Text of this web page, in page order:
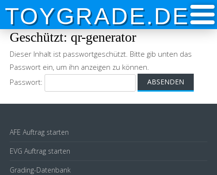
TOYGRADE.DE
Geschützt: qr-generator
Dieser Inhalt ist passwortgeschützt. Bitte gib unten das
Passwort ein, um ihn anzeigen zu können.
Passwort:
AFE Auftrag starten
EVG Auftrag starten
Grading-Datenbank